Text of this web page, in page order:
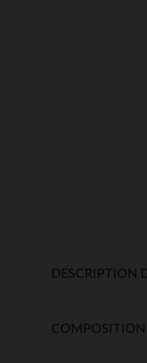
DESCRIPTION
COMPOSITION